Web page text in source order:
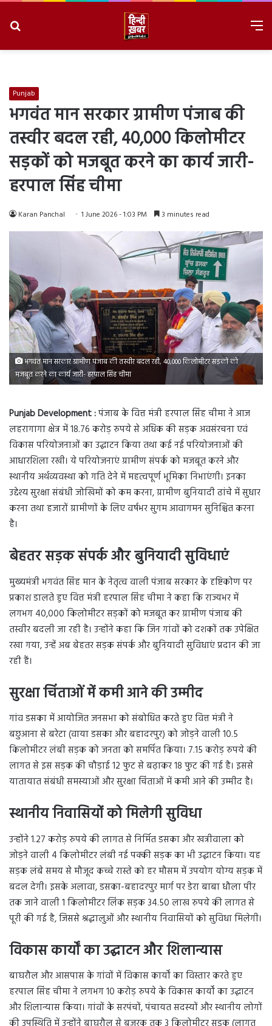
Punjab
भगवंत मान सरकार ग्रामीण पंजाब की
तस्वीर बदल रही, 40,000 किलोमीटर
सड़कों को मजबूत करने का कार्य जारी-
हरपाल सिंह चीमा
Karan Panchal 1 June 2026 - 1:03 PM 3 minutes read
भगवंत मान सरकार ग्रामीण पंजाब की तस्वीर बदल रही, 40,000 किलोमीटर सड़कों को
मजबूत करने का कार्य जारी- हरपाल सिंह चीमा
Punjab Development :पंजाब के वित्त मंत्री हरपाल सिंह चीमा ने आज
लहरागागा क्षेत्र में 18.76 करोड़ रुपये से अधिक की सड़क अवसंरचना एवं
विकास परियोजनाओं का उद्घाटन किया तथा कई नई परियोजनाओं की
आधारशिला रखी। ये परियोजनाएं ग्रामीण संपर्क को मजबूत करने और
स्थानीय अर्थव्यवस्था को गति देने में महत्वपूर्ण भूमिका निभाएंगी। इनका
उद्देश्य सुरक्षा संबंधी जोखिमों को कम करना, ग्रामीण बुनियादी ढांचे में सुधार
करना तथा हजारों ग्रामीणों के लिए वर्षभर सुगम आवागमन सुनिश्चित करना
है।
बेहतर सड़क संपर्क और बुनियादी सुविधाएं
मुख्यमंत्री भगवंत सिंह मान के नेतृत्व वाली पंजाब सरकार के दृष्टिकोण पर
प्रकाश डालते हुए वित्त मंत्री हरपाल सिंह चीमा ने कहा कि राज्यभर में
लगभग 40,000 किलोमीटर सड़कों को मजबूत कर ग्रामीण पंजाब की
तस्वीर बदली जा रही है। उन्होंने कहा कि जिन गांवों को दशकों तक उपेक्षित
रखा गया, उन्हें अब बेहतर सड़क संपर्क और बुनियादी सुविधाएं प्रदान की जा
रही हैं।
सुरक्षा चिंताओं में कमी आने की उम्मीद
गांव डसका में आयोजित जनसभा को संबोधित करते हुए वित्त मंत्री ने
बछुआना से बरेटा (वाया डसका और बहादरपुर) को जोड़ने वाली 10.5
किलोमीटर लंबी सड़क को जनता को समर्पित किया। 7.15 करोड़ रुपये की
लागत से इस सड़क की चौड़ाई 12 फुट से बढ़ाकर 18 फुट की गई है। इससे
यातायात संबंधी समस्याओं और सुरक्षा चिंताओं में कमी आने की उम्मीद है।
स्थानीय निवासियों को मिलेगी सुविधा
उन्होंने 1.27 करोड़ रुपये की लागत से निर्मित डसका और खत्रीवाला को
जोड़ने वाली 4 किलोमीटर लंबी नई पक्की सड़क का भी उद्घाटन किया। यह
सड़क लंबे समय से मौजूद कच्चे रास्ते को हर मौसम में उपयोग योग्य सड़क में
बदल देगी। इसके अलावा, डसका-बहादरपुर मार्ग पर डेरा बाबा धौला पीर
तक जाने वाली 1 किलोमीटर लिंक सड़क 34.50 लाख रुपये की लागत से
पूरी की गई है, जिससे श्रद्धालुओं और स्थानीय निवासियों को सुविधा मिलेगी।
विकास कार्यों का उद्घाटन और शिलान्यास
बाघरौल और आसपास के गांवों में विकास कार्यों का विस्तार करते हुए
हरपाल सिंह चीमा ने लगभग 10 करोड़ रुपये के विकास कार्यों का उद्घाटन
और शिलान्यास किया। गांवों के सरपंचों, पंचायत सदस्यों और स्थानीय लोगों